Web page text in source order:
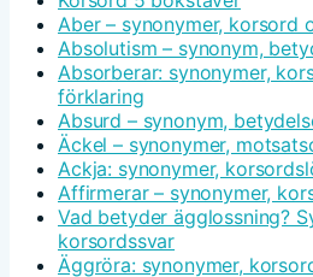
Aber – synonymer, korsord
Absolutism – synonym,
Absorberar: synonymer,
förklaring
Absurd – synonym,
Äckel – synonymer,
Ackja: synonymer,
Affirmerar – synonymer,
Vad betyder ägglossning?
korsordssvar
Äggröra: synonymer,